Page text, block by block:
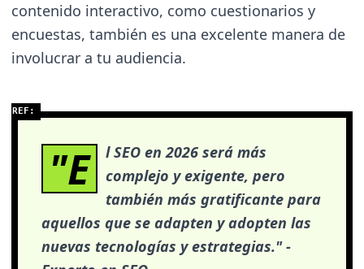
contenido interactivo, como cuestionarios y
encuestas, también es una excelente manera de
involucrar a tu audiencia.
"E
l SEO en 2026 será más
complejo y exigente, pero
también más gratificante para
aquellos que se adapten y adopten las
nuevas tecnologías y estrategias." -